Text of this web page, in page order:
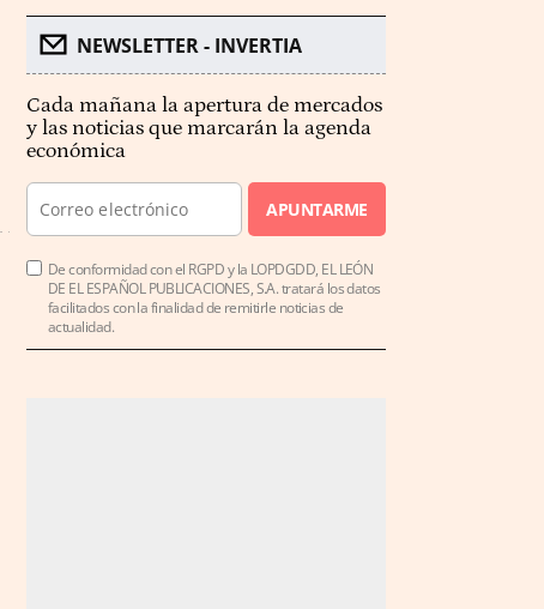
NEWSLETTER - INVERTIA
Cada mañana la apertura de mercados
y las noticias que marcarán la agenda
económica
APUNTARME
De conformidad con el RGPD y la LOPDGDD, EL LEÓN
DE EL ESPAÑOL PUBLICACIONES, S.A. tratará los datos
facilitados con la finalidad de remitirle noticias de
actualidad.